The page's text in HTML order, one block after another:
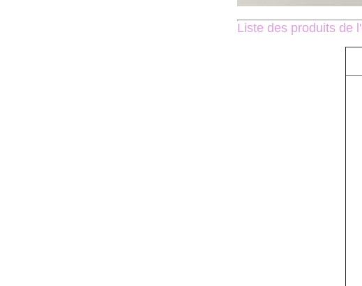
Liste des produits de